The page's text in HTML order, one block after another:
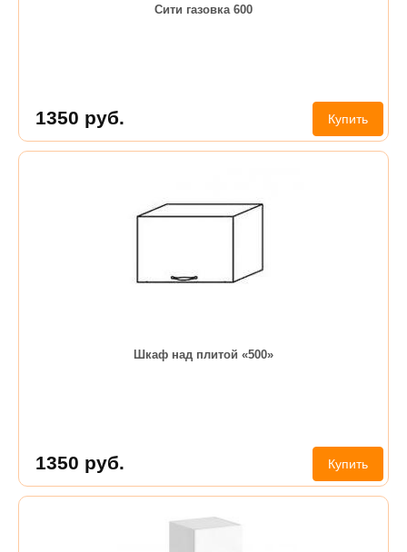
Сити газовка 600
1350 руб. Купить
Шкаф над плитой «500»
1350 руб. Купить